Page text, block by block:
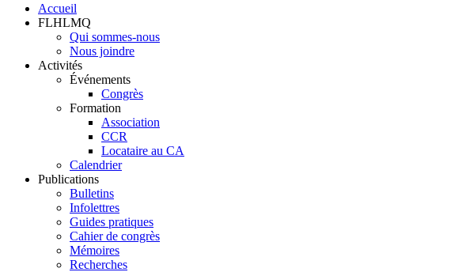
Navigation
principale
Accueil
FLHLMQ
Qui sommes-nous
Nous joindre
Activités
Événements
Congrès
Formation
Association
CCR
Locataire au CA
Calendrier
Publications
Bulletins
Infolettres
Guides pratiques
Cahier de congrès
Mémoires
Recherches